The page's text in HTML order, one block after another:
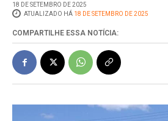
18 DE SETEMBRO DE 2025
ATUALIZADO HÁ 18 DE SETEMBRO DE 2025
COMPARTILHE ESSA NOTÍCIA: